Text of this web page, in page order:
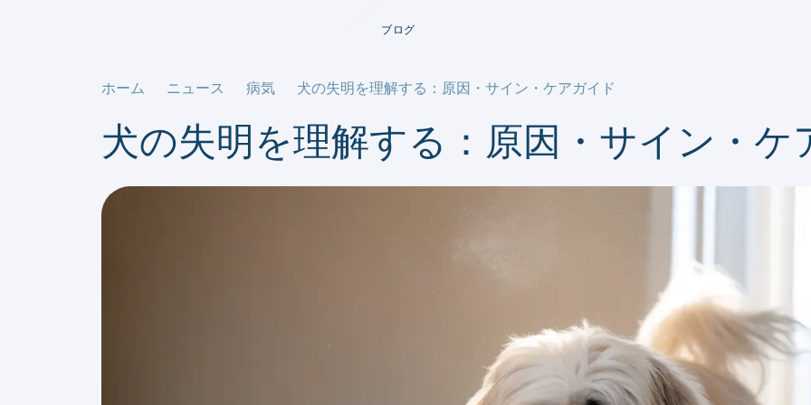
ブログ
ホーム ニュース 病気 犬の失明を理解する：原因・サイン・ケアガイド
犬の失明を理解する：原因・サイン・ケ